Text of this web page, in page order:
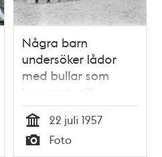
Några barn
undersöker lådor
med bullar som
levererats till
Flatenbadet
Tid
22 juli 1957
Foto